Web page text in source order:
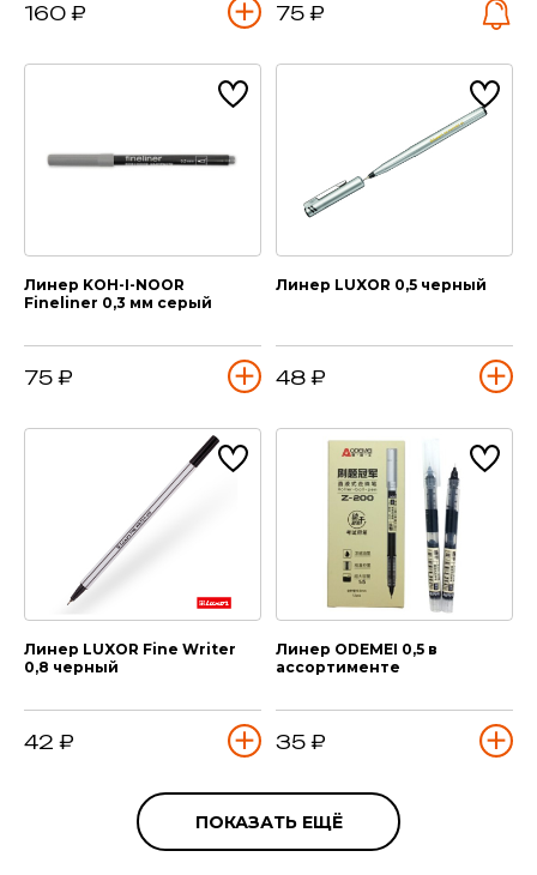
160 ₽ 75 ₽
Линер KOH-I-NOOR
Fineliner 0,3 мм серый
75 ₽
Линер LUXOR 0,5 черный
48 ₽
Линер LUXOR Fine Writer
0,8 черный
42 ₽
Линер ODEMEI 0,5 в
ассортименте
35 ₽
ПОКАЗАТЬ ЕЩЁ